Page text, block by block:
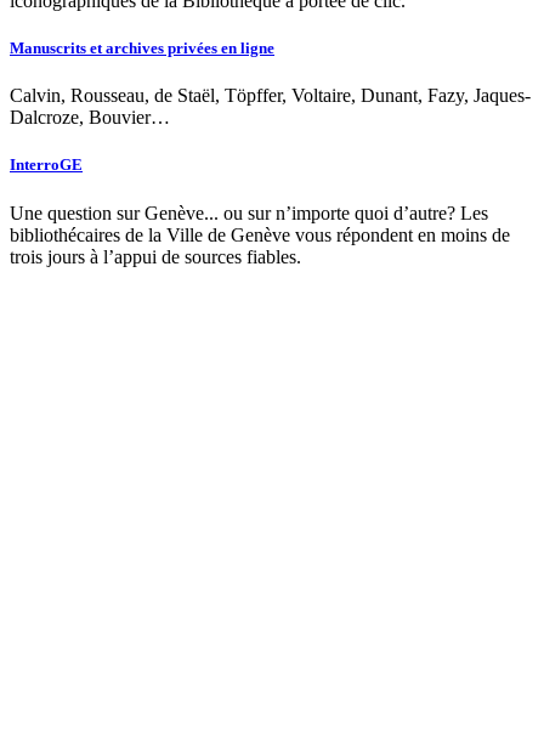
Manuscrits et archives privées en ligne
Calvin, Rousseau, de Staël, Töpffer, Voltaire, Dunant, Fazy, Jaques-
Dalcroze, Bouvier…
InterroGE
Une question sur Genève... ou sur n’importe quoi d’autre? Les
bibliothécaires de la Ville de Genève vous répondent en moins de
trois jours à l’appui de sources fiables.